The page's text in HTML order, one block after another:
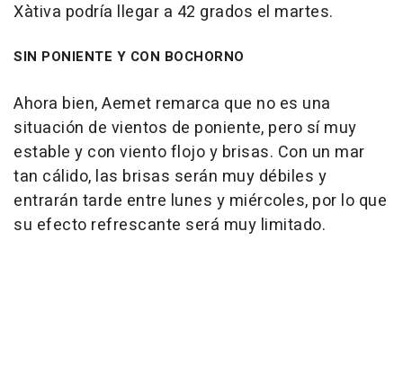
Xàtiva podría llegar a 42 grados el martes.
SIN PONIENTE Y CON BOCHORNO
Ahora bien, Aemet remarca que no es una
situación de vientos de poniente, pero sí muy
estable y con viento flojo y brisas. Con un mar
tan cálido, las brisas serán muy débiles y
entrarán tarde entre lunes y miércoles, por lo que
su efecto refrescante será muy limitado.